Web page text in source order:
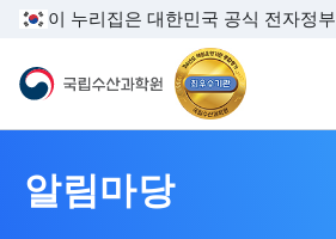
주메뉴
본문내
이 누리집은 대한민국 공식 전자정
국립수산과학원
알림마당